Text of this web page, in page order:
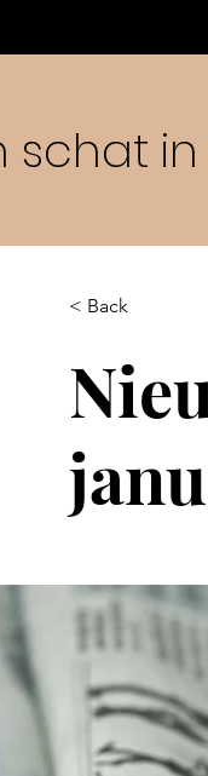
schat
< Back